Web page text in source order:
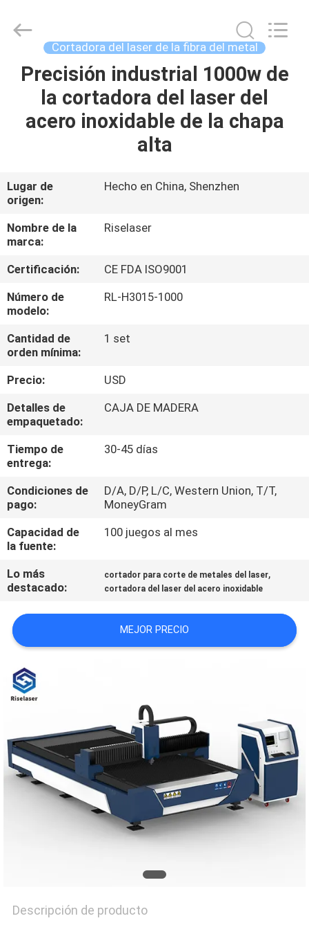
HOGAR
PRODUCTOS
DE
REALIDAD
VIRTUAL
SOBRE
NOSOTROS
TOUR
LA
FÁBRICA
CONTROL
DE
CALIDAD
CONTÁCTENOS
SOLICITAR
PRESUPUESTO
РУССКИЙ
САЙТ
MAPA
DEL
SITIO
PRIVACY
Riselaser
Technology
Reserved.
Cortadora del laser de la fibra del metal
Precisión industrial 1000w de
la cortadora del laser del
acero inoxidable de la chapa
alta
Lugar de
origen:
Hecho en China, Shenzhen
Nombre de la
marca:
Riselaser
Certificación:
CE FDA ISO9001
Número de
modelo:
RL-H3015-1000
Cantidad de
orden mínima:
1 set
Precio:
USD
Detalles de
empaquetado:
CAJA DE MADERA
Tiempo de
entrega:
30-45 días
Condiciones de
pago:
D/A, D/P, L/C, Western Union, T/T,
MoneyGram
Capacidad de
la fuente:
100 juegos al mes
Lo más
destacado:
cortador para corte de metales del laser,
cortadora del laser del acero inoxidable
MEJOR PRECIO
Descripción de producto